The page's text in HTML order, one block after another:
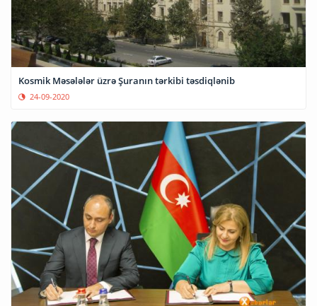
Kosmik Məsələlər üzrə Şuranın tərkibi təsdiqlənib
24-09-2020